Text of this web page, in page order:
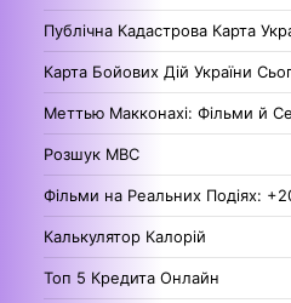
Публічна Кадастрова Карта
Карта Бойових Дій України
Меттью Макконахі: Фільми й
Розшук МВС
Фільми на Реальних Подіях:
Калькулятор Калорій
Топ 5 Кредита Онлайн